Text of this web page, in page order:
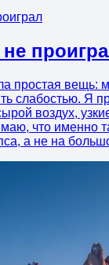
простая вещь:
слабостью. Я
воздух,
что именно
а не на